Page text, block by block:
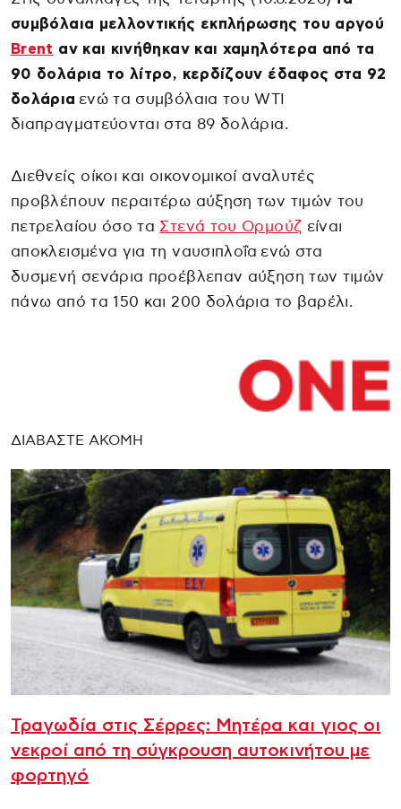
συμβόλαια μελλοντικής εκπλήρωσης του αργού
Brent αν και κινήθηκαν και χαμηλότερα από τα
90 δολάρια το λίτρο, κερδίζουν έδαφος στα 92
δολάρια ενώ τα συμβόλαια του WTI
διαπραγματεύονται στα 89 δολάρια.
Διεθνείς οίκοι και οικονομικοί αναλυτές
προβλέπουν περαιτέρω αύξηση των τιμών του
πετρελαίου όσο τα Στενά του Ορμούζ είναι
αποκλεισμένα για τη ναυσιπλοΐα ενώ στα
δυσμενή σενάρια προέβλεπαν αύξηση των τιμών
πάνω από τα 150 και 200 δολάρια το βαρέλι.
ΔΙΑΒΑΣΤΕ ΑΚΟΜΗ
Τραγωδία στις Σέρρες: Μητέρα και γιος οι
νεκροί από τη σύγκρουση αυτοκινήτου με
φορτηγό